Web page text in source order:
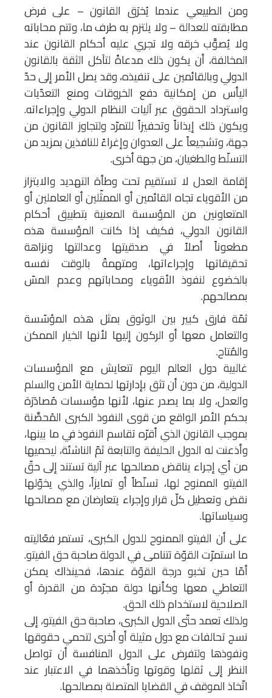
ومن الطبيعي عندما يُخرَق القانون – على فرض
مطابقته للعدالة – ولا يلتزم به طرف ما، وتتم محاباته
ولا يُصوَّب خرقه ولا تجري عليه أحكام القانون عند
المخالفة، أن يكون ذلك مدعاةً لتآكل الثقة بالقانون
الدولي وبالقائمين على تنفيذه، وقد يصل الأمر إلى حدّ
اليأس من إمكانية دفع الخروقات ومنع التعدّيات
واسترداد الحقوق عبر آليات النظام الدولي وإجراءاته.
ويكون ذلك إيذاناً وتحفيزاً للتمرّد ولتجاوز القانون من
جهة، وتشجيعاً على العدوان وإغراءً للنافذين بمزيد من
التسلّط والطغيان، من جهة أخرى.
إقامة العدل لا تستقيم تحت وطأة التهديد والابتزاز
من الأقوياء تجاه القائمين أو الممثّلين أو العاملين أو
المتعاونين من المؤسسة المعنية بتطبيق أحكام
القانون الدولي، فكيف إذا كانت المؤسسة هذه
مطعوناً أصلاً في صدقيتها وعدالتها ونزاهة
تحقيقاتها وإجراءاتها، ومتهمةً بالوقت نفسه
بالخضوع لنفوذ الأقوياء ومحاباتهم وعدم المسّ
بمصالحهم.
ثمّة فارق كبير بين الوثوق بمثل هذه المؤسّسة
والتعامل معها أو الركون إليها لأنها الخيار الممكن
والمُتاح.
غالبية دول العالم اليوم تتعايش مع المؤسسات
الدولية، من دون أن تثق بإدارتها لحماية الأمن والسلم
والعدل، ولا بما يصدر عنها، لأنها مؤسسات مُصادَرَة
بحكم الأمر الواقع من قوى النفوذ الكبرى المُحصَّنة
بموجب القانون الذي أقرّه تقاسم النفوذ في ما بينها،
وأذعنت له الدول الحليفة والتابعة ثمّ الناشئة، ليحميها
من أي إجراء يناقض مصالحها عبر آلية تستند إلى حقّ
الفيتو الممنوح لها، تسلّطاً أو تمايزاً، والذي يخوّلها
نقض وتعطيل كلّ قرار وإجراء يتعارضان مع مصالحها
وسياساتها.
على أن الفيتو الممنوح للدول الكبرى، تستمر فعّاليته
ما استمرّت القوّة تتنامى في الدولة صاحبة حق الفيتو.
أمّا حين تخبو درجة القوّة عندها، فحينذاك يمكن
التعاطي معها وكأنها دولة مجرّدة من القدرة أو
الصلاحية لاستخدام ذلك الحق.
ولذلك تعمد حتّى الدول الكبرى، صاحبة حق الفيتو، إلى
نسج تحالفات مع دول مثيلة أو أخرى لتحمي حقوقها
ونفوذها ولتفرض على الدول المنافسة أن تواصل
النظر إلى ثقلها وقوتها وتأخذهما في الاعتبار عند
اتّخاذ الموقف في القضايا المتصلة بمصالحها.